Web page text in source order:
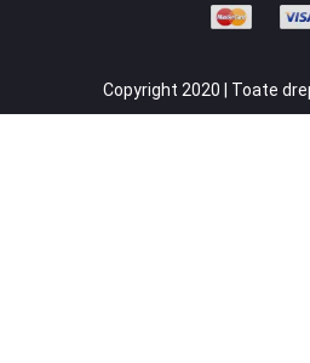
Copyright 2020 | Toate